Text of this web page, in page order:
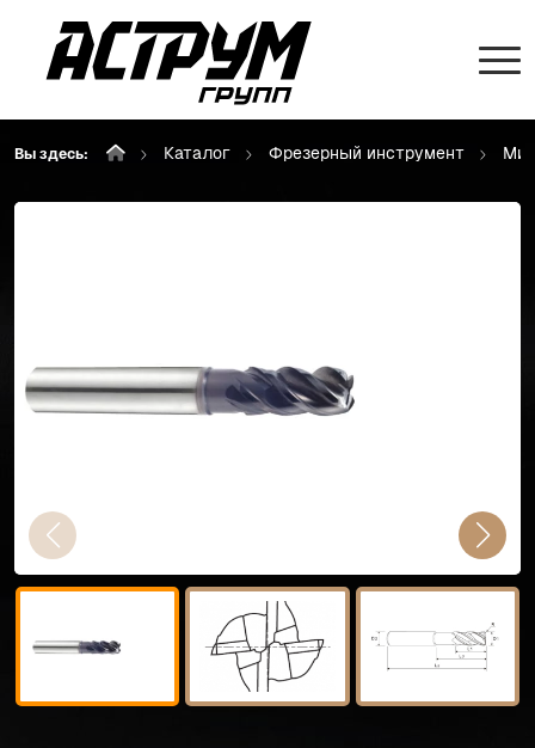
Вы здесь: Каталог Фрезерный инструмент